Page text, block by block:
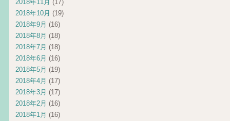
2018年11月 (17)
2018年10月 (19)
2018年9月 (16)
2018年8月 (18)
2018年7月 (18)
2018年6月 (16)
2018年5月 (19)
2018年4月 (17)
2018年3月 (17)
2018年2月 (16)
2018年1月 (16)